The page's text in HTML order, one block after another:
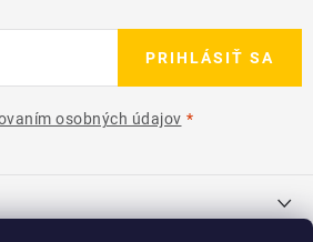
osobných údajov
PRIHLÁSIŤ SA